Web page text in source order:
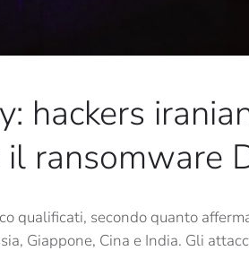
hackers
il ransomware
qualificati, secondo quanto
Giappone, Cina e India. Gli